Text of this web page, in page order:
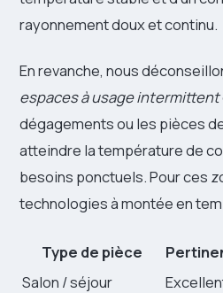
rayonnement doux et continu.
En revanche, nous
espaces à usage intermittent
dégagements ou les pièces
atteindre la température de
besoins ponctuels. Pour ces
technologies à montée en
Type de pièce
Salon / séjour